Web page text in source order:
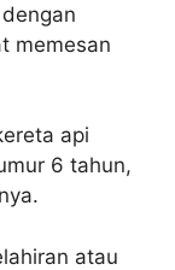
memesan
api
6 tahun,
atau